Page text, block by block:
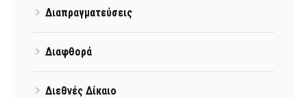
Διαπραγματεύσεις
Διαφθορά
Διεθνές Δίκαιο